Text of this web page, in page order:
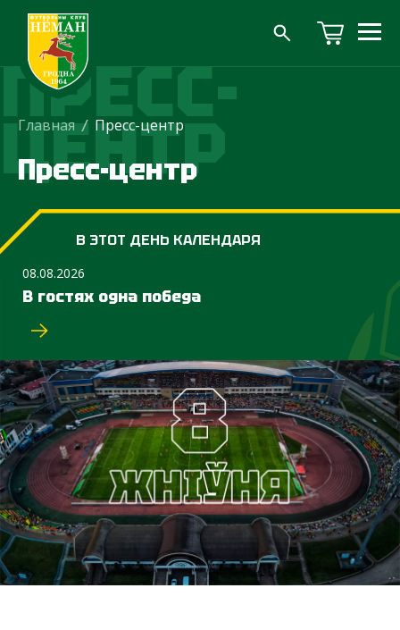
ПРЕСС-
ЦЕНТР
Главная / Пресс-центр
Пресс-центр
В ЭТОТ ДЕНЬ КАЛЕНДАРЯ
08.08.2026
В гостях одна победа